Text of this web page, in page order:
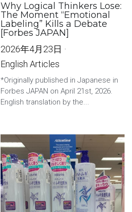
Why Logical Thinkers Lose:
The Moment “Emotional
Labeling” Kills a Debate
[Forbes JAPAN]
2026年4月23日 ·
English Articles
*Originally published in Japanese in
Forbes JAPAN on April 21st, 2026.
English translation by the...